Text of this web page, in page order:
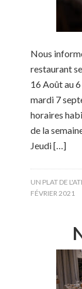
Nous
restaurant
16 Août au
mardi 7
horaires
de la
Jeudi […]
UN PLAT DE
FÉVRIER 2021